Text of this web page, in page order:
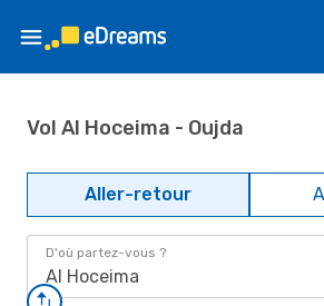
Vol Al Hoceima - Oujda
Aller-retour
D'où partez-vous ?
Al Hoceima